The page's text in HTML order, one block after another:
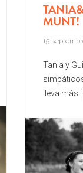
MUNT!
15
Tania y
lleva más